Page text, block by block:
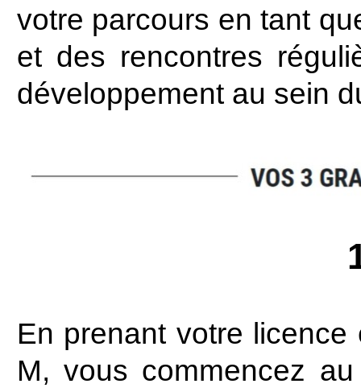
votre parcours en tant
et des rencontres
développement au sein
En prenant votre
M, vous commencez